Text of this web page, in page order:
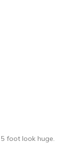
foot look huge.